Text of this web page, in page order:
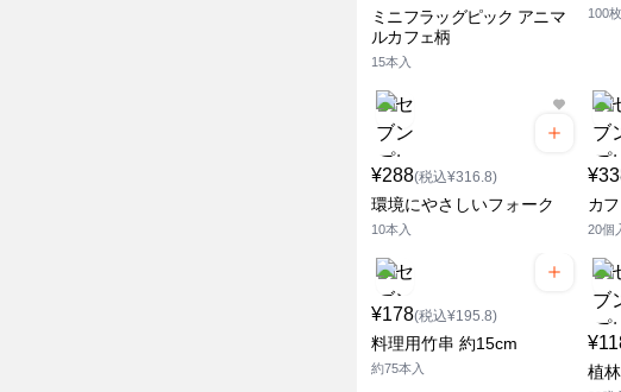
ミニフラッグピック アニマ
ルカフェ柄
15本入
100
¥288(税込¥316.8)
環境にやさしいフォーク
10本入
カ
20個
¥178(税込¥195.8)
料理用竹串 約15cm
約75本入 植